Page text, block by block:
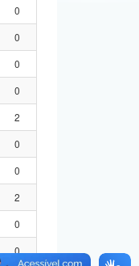
0
0
0
0
2
0
0
2
0
0